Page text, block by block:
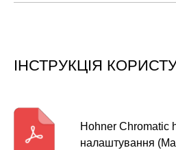
ІНСТРУКЦІЯ
Hohner Chromatic
налаштування